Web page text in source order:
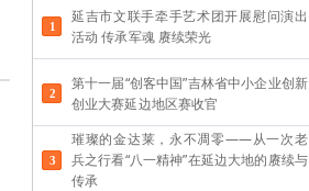
延吉市文联手牵手艺术团开展慰问演出
活动 传承军魂 赓续荣光
第十一届“创客中国”吉林省中小企业创新
创业大赛延边地区赛收官
璀璨的金达莱，永不凋零——从一次老
兵之行看“八一精神”在延边大地的赓续与
传承